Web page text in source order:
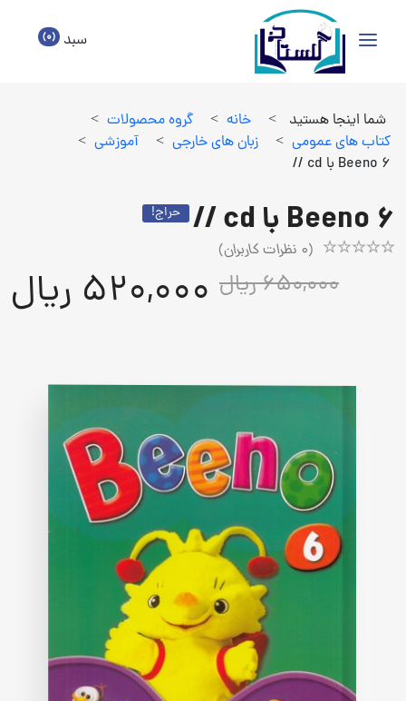
سبد (0)
شما اینجا هستید > خانه > گروه محصولات >
كتاب هاي عمومي > زبان هاي خارجي > آموزشي >
Beeno 6 با cd //
Beeno 6 با cd // حراج!
(
0 نظرات کاربران)
650,000 ریال 520,000 ریال